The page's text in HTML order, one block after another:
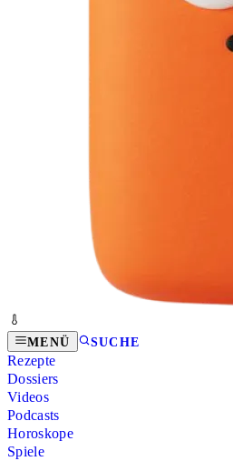
MENÜ SUCHE
Rezepte
Dossiers
Videos
Podcasts
Horoskope
Spiele